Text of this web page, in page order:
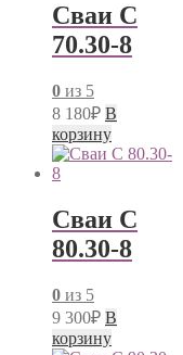
Сваи С
70.30-8
0 из 5
8 180₽ В
корзину
Сваи С
80.30-8
0 из 5
9 300₽ В
корзину